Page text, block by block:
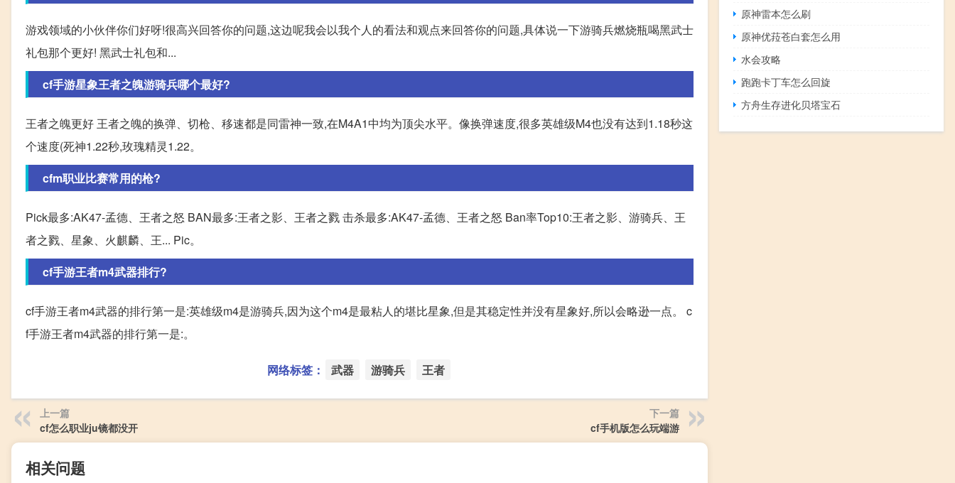
游戏领域的小伙伴你们好呀!很高兴回答你的问题,这边呢我会以我个人的看法和观点来回答你的问题,具体说一下游骑兵燃烧瓶喝黑武士
礼包那个更好! 黑武士礼包和...
cf手游星象王者之魄游骑兵哪个最好?
王者之魄更好 王者之魄的换弹、切枪、移速都是同雷神一致,在M4A1中均为顶尖水平。像换弹速度,很多英雄级M4也没有达到1.18秒这
个速度(死神1.22秒,玫瑰精灵1.22。
cfm职业比赛常用的枪?
Pick最多:AK47-孟德、王者之怒 BAN最多:王者之影、王者之戮 击杀最多:AK47-孟德、王者之怒 Ban率Top10:王者之影、游骑兵、王
者之戮、星象、火麒麟、王... Pic。
cf手游王者m4武器排行?
cf手游王者m4武器的排行第一是:英雄级m4是游骑兵,因为这个m4是最粘人的堪比星象,但是其稳定性并没有星象好,所以会略逊一点。 c
f手游王者m4武器的排行第一是:。
网络标签： 武器 游骑兵 王者
上一篇
cf怎么职业ju镜都没开
下一篇
cf手机版怎么玩端游
相关问题
原神雷本怎么刷
原神优菈苍白套怎么用
水会攻略
跑跑卡丁车怎么回旋
方舟生存进化贝塔宝石